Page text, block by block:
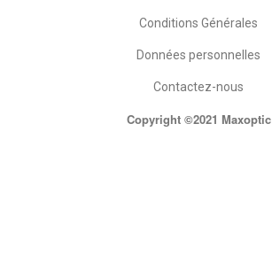
Conditions Générales
Données personnelles
Contactez-nous
Copyright ©2021 Maxoptic